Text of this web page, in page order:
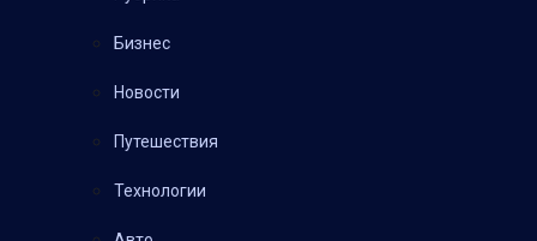
Бизнес
Новости
Путешествия
Технологии